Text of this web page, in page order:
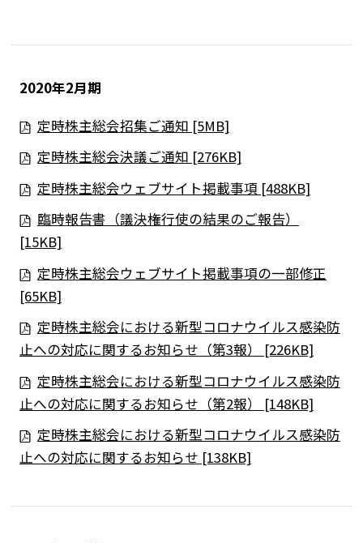
2020年2月期
定時株主総会招集ご通知 [5MB]
定時株主総会決議ご通知 [276KB]
定時株主総会ウェブサイト掲載事項 [488KB]
臨時報告書（議決権行使の結果のご報告）
[15KB]
定時株主総会ウェブサイト掲載事項の一部修正
[65KB]
定時株主総会における新型コロナウイルス感染防
止への対応に関するお知らせ（第3報） [226KB]
定時株主総会における新型コロナウイルス感染防
止への対応に関するお知らせ（第2報） [148KB]
定時株主総会における新型コロナウイルス感染防
止への対応に関するお知らせ [138KB]